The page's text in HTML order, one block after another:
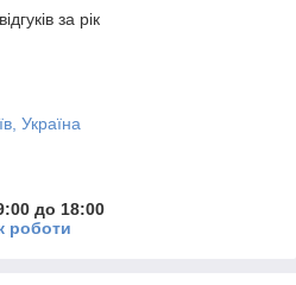
за рік
Україна
до 18:00
роботи